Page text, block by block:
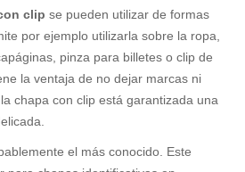
clip se pueden utilizar de formas
por ejemplo utilizarla sobre la ropa,
pinza para billetes o clip de
la ventaja de no dejar marcas ni
chapa con clip está garantizada una
el más conocido. Este